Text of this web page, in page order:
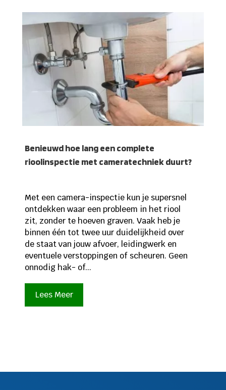
Benieuwd hoe lang een complete
rioolinspectie met cameratechniek duurt?
Met een camera-inspectie kun je supersnel
ontdekken waar een probleem in het riool
zit, zonder te hoeven graven. Vaak heb je
binnen één tot twee uur duidelijkheid over
de staat van jouw afvoer, leidingwerk en
eventuele verstoppingen of scheuren. Geen
onnodig hak- of...
Lees Meer